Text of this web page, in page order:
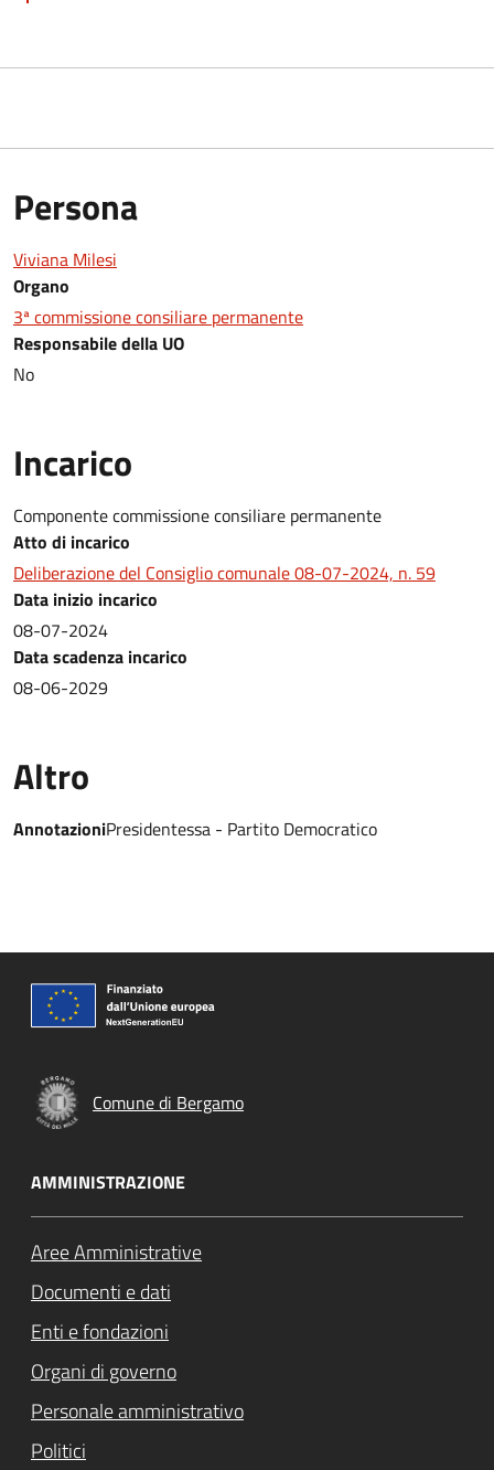
Persona
Viviana Milesi
Organo
3ª commissione consiliare permanente
Responsabile della UO
No
Incarico
Componente commissione consiliare permanente
Atto di incarico
Deliberazione del Consiglio comunale 08-07-2024, n. 59
Data inizio incarico
08-07-2024
Data scadenza incarico
08-06-2029
Altro
AnnotazioniPresidentessa - Partito Democratico
Comune di Bergamo
AMMINISTRAZIONE
Aree Amministrative
Documenti e dati
Enti e fondazioni
Organi di governo
Personale amministrativo
Politici